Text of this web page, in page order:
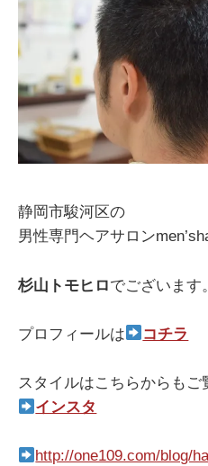
静岡市駿河区の
男性専門ヘアサロン
杉山トモヒロでございます。
プロフィールは コチラ
スタイルはこちらからもご
インスタ
http://one109.com/blog/